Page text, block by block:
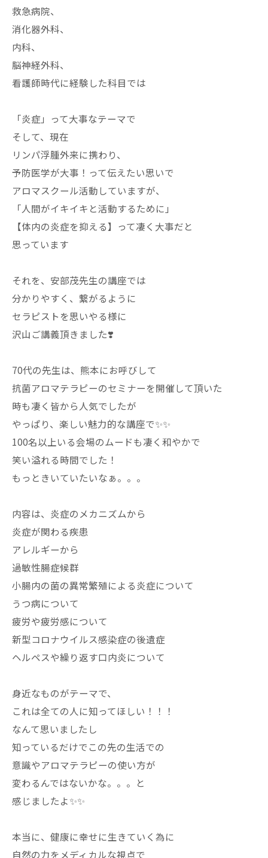
救急病院、
消化器外科、
内科、
脳神経外科、
看護師時代に経験した科目では
「炎症」って大事なテーマで
そして、現在
リンパ浮腫外来に携わり、
予防医学が大事！って伝えたい思いで
アロマスクール活動していますが、
「人間がイキイキと活動するために」
【体内の炎症を抑える】って凄く大事だと
思っています
それを、安部茂先生の講座では
分かりやすく、繋がるように
セラピストを思いやる様に
沢山ご講義頂きました❣️
70代の先生は、熊本にお呼びして
抗菌アロマテラピーのセミナーを開催して頂いた
時も凄く皆から人気でしたが
やっぱり、楽しい魅力的な講座で✨✨
100名以上いる会場のムードも凄く和やかで
笑い溢れる時間でした！
もっときいていたいなぁ。。。
内容は、炎症のメカニズムから
炎症が関わる疾患
アレルギーから
過敏性腸症候群
小腸内の菌の異常繁殖による炎症について
うつ病について
疲労や疲労感について
新型コロナウイルス感染症の後遺症
ヘルペスや繰り返す口内炎について
身近なものがテーマで、
これは全ての人に知ってほしい！！！
なんて思いましたし
知っているだけでこの先の生活での
意識やアロマテラピーの使い方が
変わるんではないかな。。。と
感じましたよ✨✨
本当に、健康に幸せに生きていく為に
自然の力をメディカルな視点で